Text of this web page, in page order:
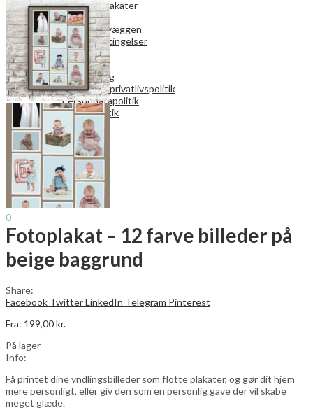
FAQ fotoplakater
Gavekort
Om Plakatvæggen
Handelsbetingelser
Levering
Betaling
Returnering
Kunde- og privatlivspolitik
Persondatapolitik
Cookiepolitik
Kontakt os
Search
0,00kr.
Menu
Search
0
0,00
kr.
Fotoplakat – 12 farve billeder på
beige baggrund
Share:
Facebook TwitterLinkedIn Telegram Pinterest
Fra: 199,00kr.
På lager
Info:
Få printet dine yndlingsbilleder som flotte plakater, og gør dit hjem
mere personligt, eller giv den som en personlig gave der vil skabe
meget glæde.